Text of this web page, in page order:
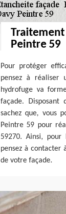
Traitement
Peintre 59
Pour protéger
pensez à réaliser
hydrofuge va
façade. Disposant
sachez que, vous
Peintre 59 pour
59270. Ainsi, pour
pensez à
de votre façade.